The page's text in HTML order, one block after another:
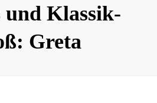
und Klassik-
Greta